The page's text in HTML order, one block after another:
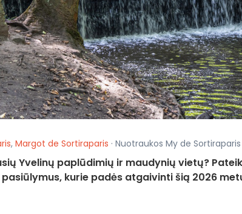
, Margot de Sortiraparis · Nuotraukos My de
Yvelinų paplūdimių ir maudynių vietų?
kurie padės atgaivinti šią 2026